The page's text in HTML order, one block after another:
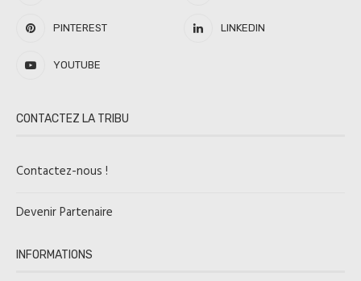
PINTEREST LINKEDIN
YOUTUBE
CONTACTEZ LA TRIBU
Contactez-nous !
Devenir Partenaire
INFORMATIONS